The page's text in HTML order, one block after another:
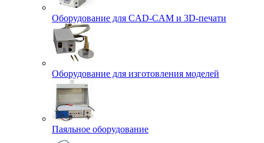
Оборудование для CAD-CAM и 3D-печати
Оборудование для изготовления моделей
Паяльное оборудование